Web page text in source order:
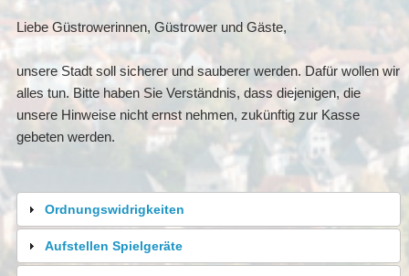
Liebe Güstrowerinnen, Güstrower und Gäste,
unsere Stadt soll sicherer und sauberer werden. Dafür wollen wir
alles tun. Bitte haben Sie Verständnis, dass diejenigen, die
unsere Hinweise nicht ernst nehmen, zukünftig zur Kasse
gebeten werden.
Ordnungswidrigkeiten
Aufstellen Spielgeräte